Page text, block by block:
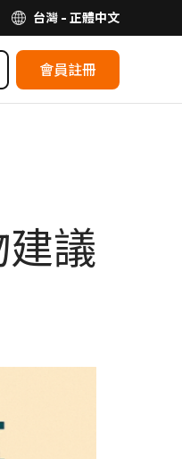
台灣 - 正體中文
會員註冊
議